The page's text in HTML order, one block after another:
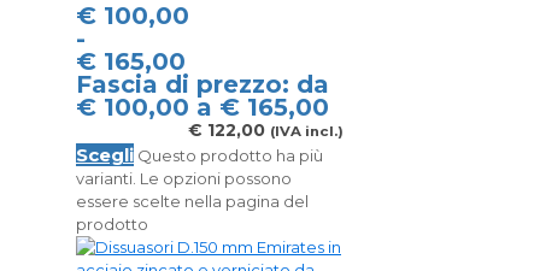
€ 100,00
-
€ 165,00
Fascia di prezzo: da
€ 100,00 a € 165,00
€ 122,00 (IVA incl.)
Scegli Questo prodotto ha più
varianti. Le opzioni possono
essere scelte nella pagina del
prodotto